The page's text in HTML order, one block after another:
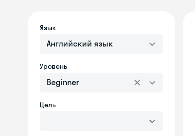
Язык
Английский язык
Уровень
Beginner
Цель